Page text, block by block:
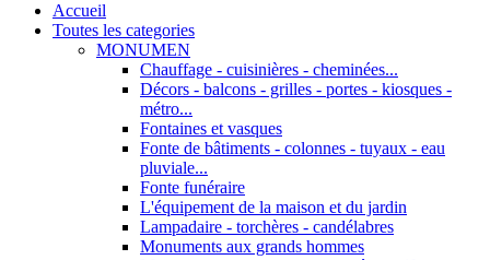
Accueil
Toutes les categories
MONUMEN
Chauffage - cuisinières - cheminées...
Décors - balcons - grilles - portes - kiosques -
métro...
Fontaines et vasques
Fonte de bâtiments - colonnes - tuyaux - eau
pluviale...
Fonte funéraire
L'équipement de la maison et du jardin
Lampadaire - torchères - candélabres
Monuments aux grands hommes